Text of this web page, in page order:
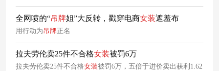
全网喷的“吊牌姐”大反转，戳穿电商女装遮羞布
用行动为吊牌正名
拉夫劳伦卖25件不合格女装被罚6万
拉夫劳伦卖25件不合格女装被罚6万，五倍于进价卖出获利1.62